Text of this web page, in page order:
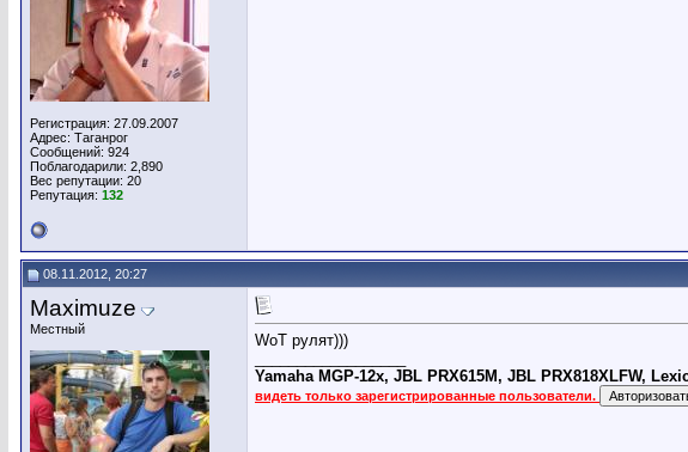
Регистрация: 27.09.2007
Адрес: Таганрог
Сообщений: 924
Поблагодарили: 2,890
Вес репутации: 20
Репутация: 132
08.11.2012, 20:27
Maximuze
Местный
WoT рулят)))
Yamaha MGP-12x, JBL PRX615M, JBL PRX818XLFW,
видеть только зарегистрированные пользователи.